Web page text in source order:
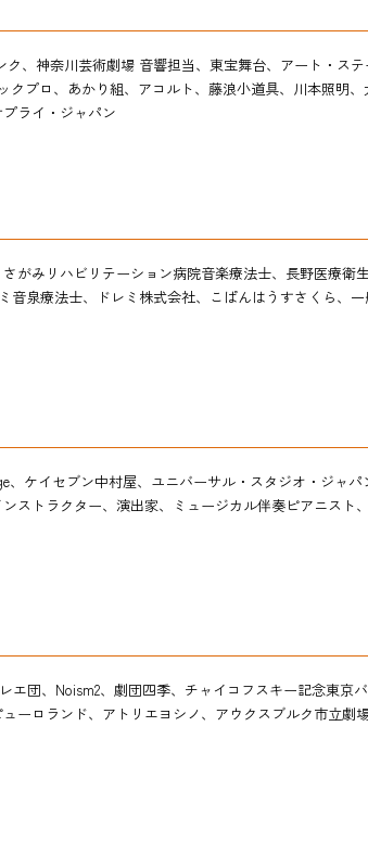
、神奈川芸術劇場 音響担当、 東宝舞台、アート・ステ
プロ、あかり組、アコルト、藤浪小道具、 川本照明
ライ・ジャパン
がみリハビリテーション病院音楽療法士、長野医療衛
音泉療法士、ドレミ株式会社、こぱんはうすさくら、
、ケイセブン中村屋、 ユニバーサル・スタジオ・ジャ
トラクター、演出家、ミュージカル伴奏ピアニスト、
団、Noism2、劇団四季、チャイコフスキー記念東京
ーロラン ド、アトリエヨシノ、アウクスブルク市立